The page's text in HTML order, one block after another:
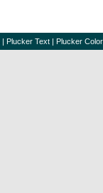
| Plucker Text | Plucker Color